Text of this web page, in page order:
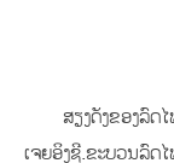
ສຽງດັງຂອງລົດ
ເຈຍອິງຊີ.ຂະບວນລົດ